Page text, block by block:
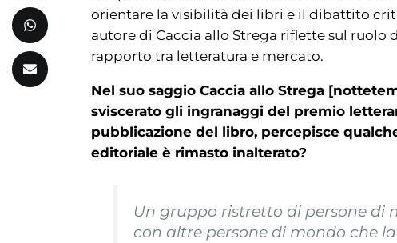
orientare la visibilità dei libri e il dibattito
autore di Caccia allo Strega riflette sul ruolo
rapporto tra letteratura e mercato.
Nel suo saggio Caccia allo Strega
sviscerato gli ingranaggi del premio
pubblicazione del libro, percepisce
editoriale è rimasto inalterato?
Un gruppo ristretto di persone di
con altre persone di mondo che